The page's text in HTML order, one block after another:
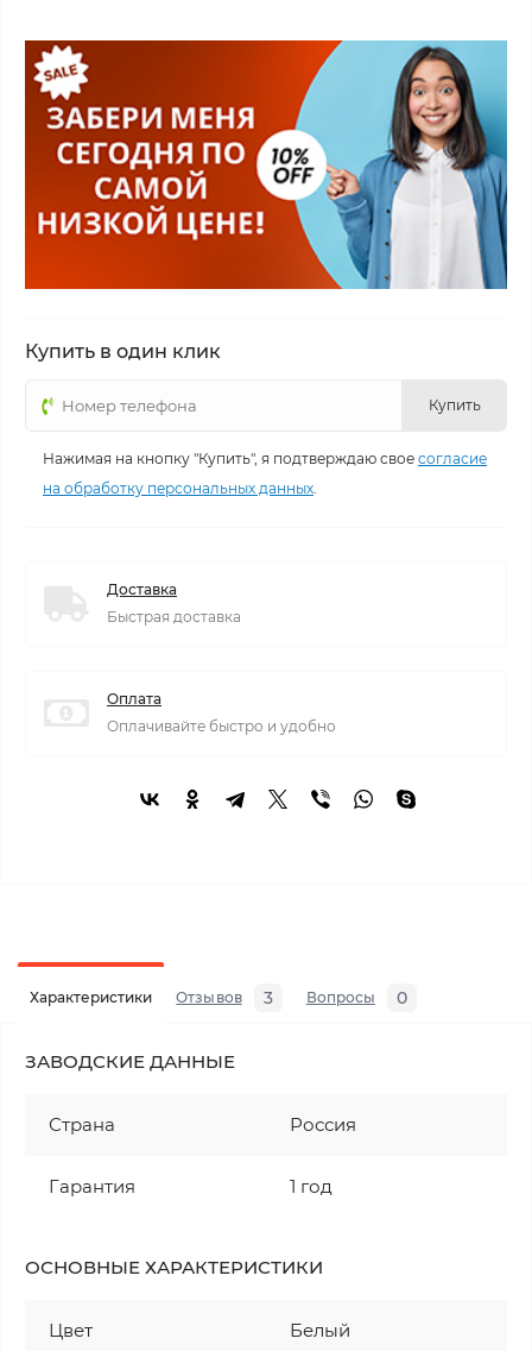
Купить в один клик
Купить
Нажимая на кнопку "Купить", я подтверждаю свое согласие
на обработку персональных данных
Доставка
Быстрая доставка
Оплата
Оплачивайте быстро и удобно
Характеристики Отзывов 3 Вопросы 0
ЗАВОДСКИЕ ДАННЫЕ
Страна Россия
Гарантия 1 год
ОСНОВНЫЕ ХАРАКТЕРИСТИКИ
Цвет Белый